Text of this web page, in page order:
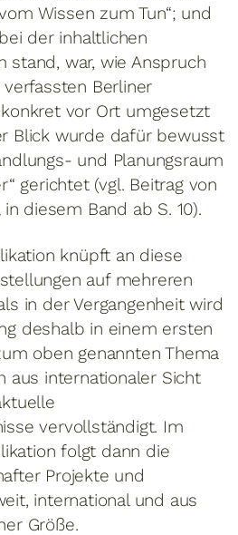
Wissen zum Tun“; und
der inhaltlichen
stand, war, wie Anspruch
Berliner
vor Ort umgesetzt
Blick wurde dafür bewusst
und Planungsraum
gerichtet (vgl. Beitrag von
diesem Band ab S. 10).
knüpft an diese
auf mehreren
in der Vergangenheit wird
deshalb in einem ersten
oben genannten Thema
aus internationaler Sicht
vervollständigt. Im
folgt dann die
Projekte und
international und aus
Größe.